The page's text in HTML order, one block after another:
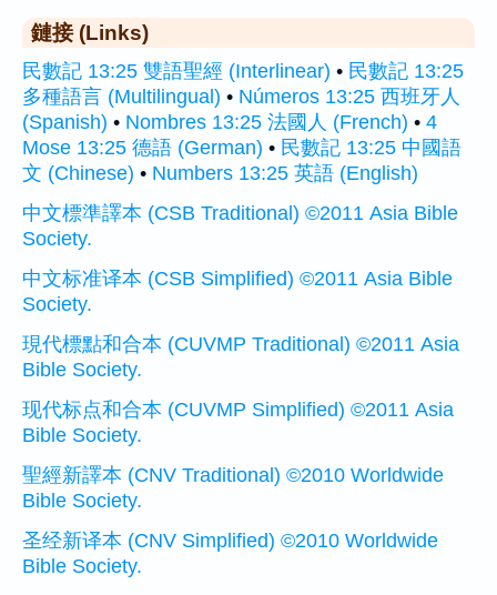
鏈接 (Links)
民數記 13:25 雙語聖經 (Interlinear) • 民數記 13:25
多種語言 (Multilingual) • Números 13:25 西班牙人
(Spanish) • Nombres 13:25 法國人 (French) • 4
Mose 13:25 德語 (German) • 民數記 13:25 中國語
文 (Chinese) • Numbers 13:25 英語 (English)
中文標準譯本 (CSB Traditional) ©2011 Asia Bible
Society.
中文标准译本 (CSB Simplified) ©2011 Asia Bible
Society.
現代標點和合本 (CUVMP Traditional) ©2011 Asia
Bible Society.
现代标点和合本 (CUVMP Simplified) ©2011 Asia
Bible Society.
聖經新譯本 (CNV Traditional) ©2010 Worldwide
Bible Society.
圣经新译本 (CNV Simplified) ©2010 Worldwide
Bible Society.